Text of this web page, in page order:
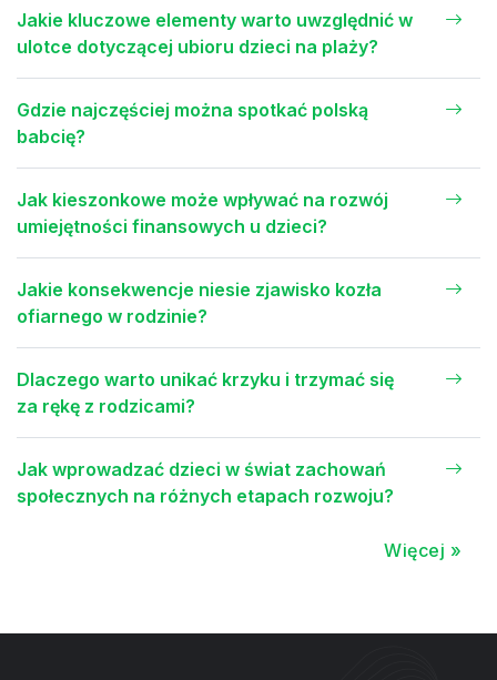
Jakie kluczowe elementy warto uwzględnić w
ulotce dotyczącej ubioru dzieci na plaży?
Gdzie najczęściej można spotkać polską
babcię?
Jak kieszonkowe może wpływać na rozwój
umiejętności finansowych u dzieci?
Jakie konsekwencje niesie zjawisko kozła
ofiarnego w rodzinie?
Dlaczego warto unikać krzyku i trzymać się
za rękę z rodzicami?
Jak wprowadzać dzieci w świat zachowań
społecznych na różnych etapach rozwoju?
Więcej »